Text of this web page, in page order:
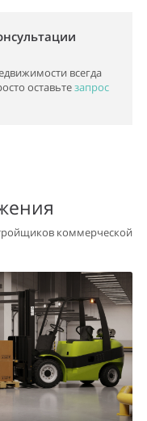
всегда
оставьтезапрос
коммерческой